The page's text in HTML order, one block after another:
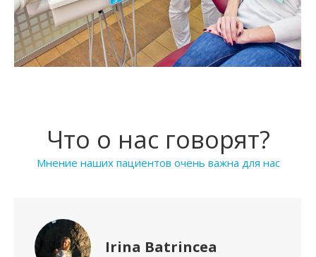
Что о нас говорят?
Мнение наших пациентов очень важна для нас
Irina Batrincea